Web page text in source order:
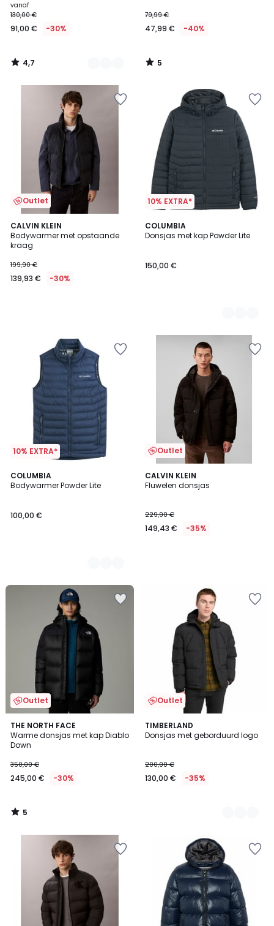
vanaf
130,00 €
91,00 € -30%
4,7
/
79,99 €
47,99 € -40%
5
/
Outlet
CALVIN KLEIN
Bodywarmer met opstaande
kraag
199,90 €
139,93 € -30%
10% EXTRA*
COLUMBIA
Donsjas met kap Powder Lite
150,00 €
2
Kleuren
10% EXTRA*
COLUMBIA
Bodywarmer Powder Lite
100,00 €
2
Kleuren
Outlet
CALVIN KLEIN
Fluwelen donsjas
229,90 €
149,43 € -35%
Outlet
THE NORTH FACE
Warme donsjas met kap Diablo
Down
350,00 €
245,00 € -30%
5
/
5
5
/
Outlet
TIMBERLAND
Donsjas met geborduurd logo
200,00 €
130,00 € -35%
2
Kleuren